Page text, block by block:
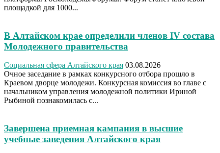
площадкой для 1000...
В Алтайском крае определили членов IV состава
Молодежного правительства
Социальная сфера Алтайского края 03.08.2026
Очное заседание в рамках конкурсного отбора прошло в
Краевом дворце молодежи. Конкурсная комиссия во главе с
начальником управления молодежной политики Ириной
Рыбиной познакомилась с...
Завершена приемная кампания в высшие
учебные заведения Алтайского края